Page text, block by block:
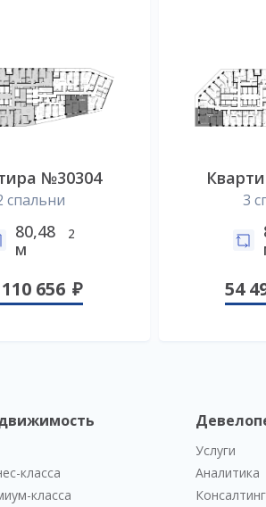
№30304
спальни
80,48
м
2
656
3
54
класса
класса
Услуги
Аналитика